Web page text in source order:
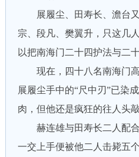
展履尘、田寿长、澹台又
宗、段凡、樊翼升，只这几
以把南海门二十四护法与二
现在，四十八名南海门高
展履尘手中的“尺中刃”已染
肉，但他还是疯狂的往人头
赫连雄与田寿长二人配合
一交上手便被他二人击毙五个